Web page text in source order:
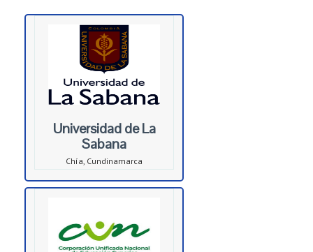
Universidad de La
Sabana
Chía, Cundinamarca